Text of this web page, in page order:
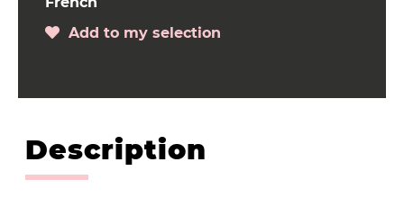
Add to my selection
Description